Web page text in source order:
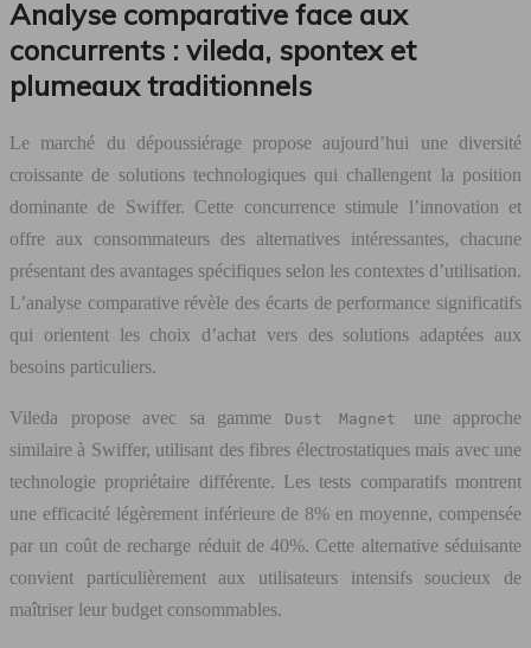
Analyse comparative face aux
concurrents : vileda, spontex et
plumeaux traditionnels
Le marché du dépoussiérage propose aujourd’hui une diversité
croissante de solutions technologiques qui challengent la position
dominante de Swiffer. Cette concurrence stimule l’innovation et
offre aux consommateurs des alternatives intéressantes, chacune
présentant des avantages spécifiques selon les contextes d’utilisation.
L’analyse comparative révèle des écarts de performance significatifs
qui orientent les choix d’achat vers des solutions adaptées aux
besoins particuliers.
Vileda propose avec sa gamme Dust Magnet une approche
similaire à Swiffer, utilisant des fibres électrostatiques mais avec une
technologie propriétaire différente. Les tests comparatifs montrent
une efficacité légèrement inférieure de 8% en moyenne, compensée
par un coût de recharge réduit de 40%. Cette alternative séduisante
convient particulièrement aux utilisateurs intensifs soucieux de
maîtriser leur budget consommables.